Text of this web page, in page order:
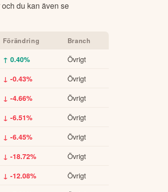
du kan även se
Förändring Branch
↑ 0.40%
Övrigt
↓ -0.43%
Övrigt
↓ -4.66%
Övrigt
↓ -6.51%
Övrigt
↓ -6.45%
Övrigt
↓ -18.72%
Övrigt
↓ -12.08%
Övrigt